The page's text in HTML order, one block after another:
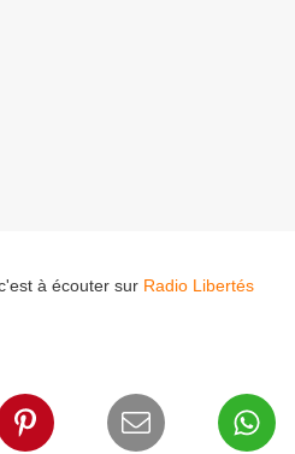
à écouter sur Radio Libertés